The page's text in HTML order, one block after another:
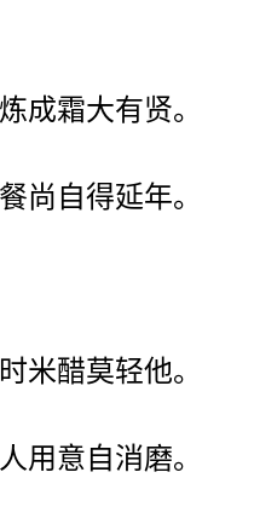
成霜大有贤。
尚自得延年。
米醋莫轻他。
用意自消磨。